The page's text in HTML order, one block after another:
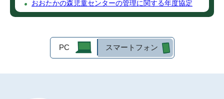
おおたかの森児童センターの管理に関する年度協定
PC スマートフォン